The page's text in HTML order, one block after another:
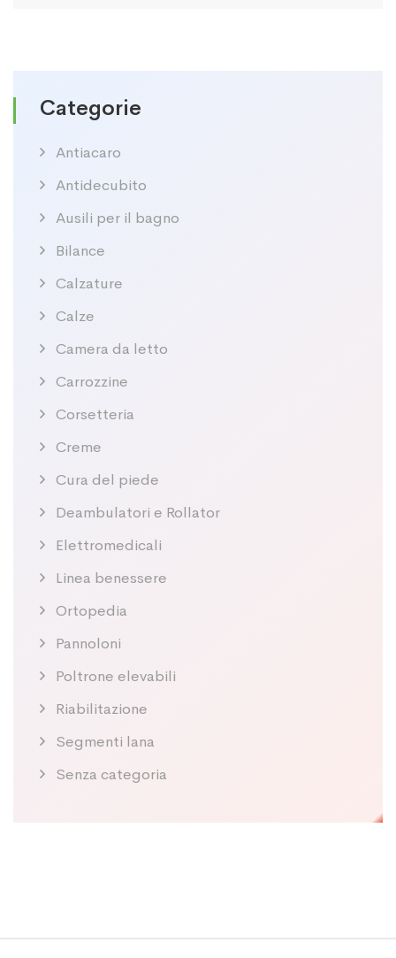
Categorie
Antiacaro
Antidecubito
Ausili per il bagno
Bilance
Calzature
Calze
Camera da letto
Carrozzine
Corsetteria
Creme
Cura del piede
Deambulatori e Rollator
Elettromedicali
Linea benessere
Ortopedia
Pannoloni
Poltrone elevabili
Riabilitazione
Segmenti lana
Senza categoria